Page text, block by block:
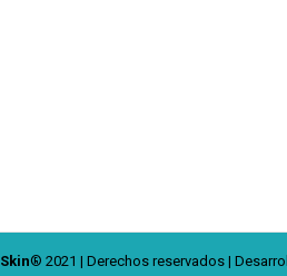
Skin® 2021 | Derechos reservados |